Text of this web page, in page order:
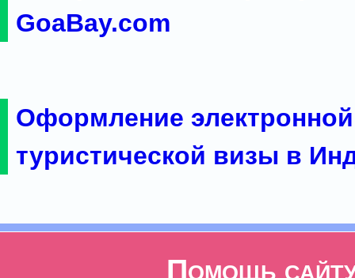
GoaBay.com
Оформление электронной
туристической визы в
Помощь